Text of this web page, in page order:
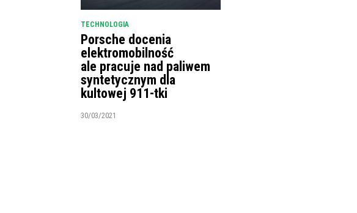
TECHNOLOGIA
Porsche docenia
elektromobilność
ale pracuje nad paliwem
syntetycznym dla
kultowej 911-tki
30/03/2021